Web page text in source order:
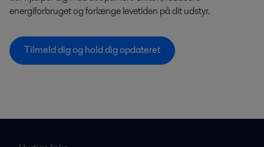
energiforbruget og forlænge levetiden på dit udstyr.
Tilmeld dig og hold dig opdateret